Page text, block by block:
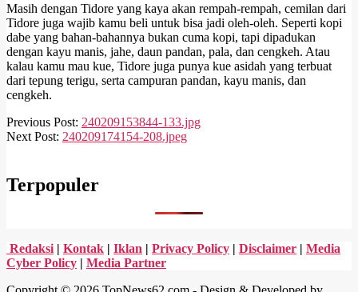
Masih dengan Tidore yang kaya akan rempah-rempah, cemilan dari
Tidore juga wajib kamu beli untuk bisa jadi oleh-oleh. Seperti kopi
dabe yang bahan-bahannya bukan cuma kopi, tapi dipadukan
dengan kayu manis, jahe, daun pandan, pala, dan cengkeh. Atau
kalau kamu mau kue, Tidore juga punya kue asidah yang terbuat
dari tepung terigu, serta campuran pandan, kayu manis, dan
cengkeh.
2024-
02-
Previous Post: 240209153844-133.jpg
Next Post: 240209174154-208.jpeg
Terpopuler
Redaksi | Kontak | Iklan | Privacy Policy | Disclaimer | Media
Cyber Policy | Media Partner